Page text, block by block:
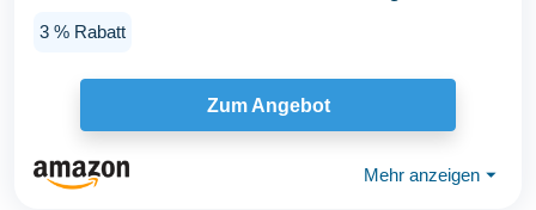
3 % Rabatt
Zum Angebot
Mehr anzeigen ⏷